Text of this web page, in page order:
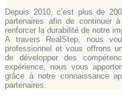
Depuis 2010, c’est plus de
partenaires afin de continuer
renforcer la durabilité de notre
A travers RealStep, nous
professionnel et vous offrons
de développer des
expérience, nous vous
grâce à notre connaissance
partenaires.